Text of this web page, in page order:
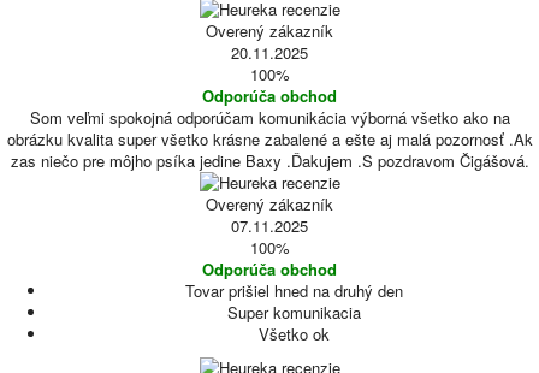
Overený zákazník
20.11.2025
100%
Odporúča obchod
Som veľmi spokojná odporúčam komunikácia výborná všetko ako na
obrázku kvalita super všetko krásne zabalené a ešte aj malá pozornosť .Ak
zas niečo pre môjho psíka jedine Baxy .Ďakujem .S pozdravom Čigášová.
Overený zákazník
07.11.2025
100%
Odporúča obchod
Tovar prišiel hned na druhý den
Super komunikacia
Všetko ok